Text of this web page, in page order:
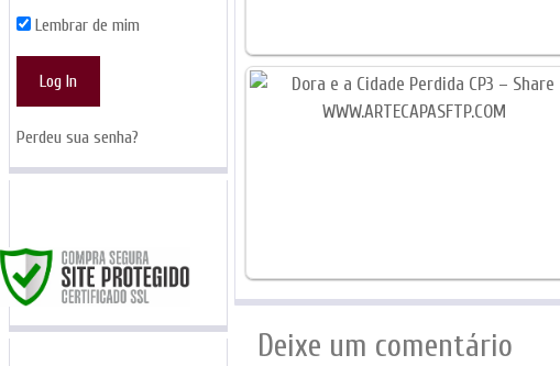
Deixe um comentário
Lembrar de mim
Perdeu sua senha?